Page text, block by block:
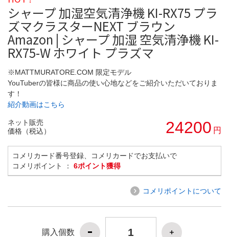
シャープ 加湿空気清浄機 KI-RX75 プラ
ズマクラスターNEXT ブラウン
Amazon | シャープ 加湿 空気清浄機 KI-
RX75-W ホワイト プラズマ
※MATTMURATORE.COM 限定モデル
YouTuberの皆様に商品の使い心地などをご紹介いただいておりま
す！
紹介動画はこちら
ネット販売
価格（税込）
24200 円
コメリカード番号登録、コメリカードでお支払いで
コメリポイント ： 6ポイント獲得
コメリポイントについて
購入個数